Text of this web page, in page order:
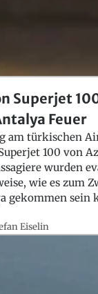
Superjet
Feuer
am türkischen
100 von
wurden
wie es zum
gekommen sein
Eiselin